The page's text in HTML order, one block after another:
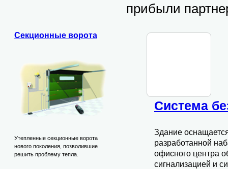
Секционные ворота
Утепленные секционные ворота
нового поколения, позволившие
решить проблему тепла.
прибыли
Cистема
Здание
разработанной
офисного центра
сигнализацией и